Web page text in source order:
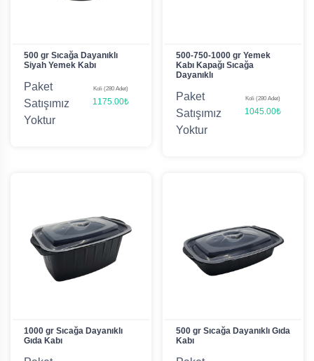
500 gr Sıcağa Dayanıklı
Siyah Yemek Kabı
Paket
Satışımız
Yoktur
Koli (280 Adet)
1175.00₺
500-750-1000 gr Yemek
Kabı Kapağı Sıcağa
Dayanıklı
Paket
Satışımız
Yoktur
Koli (280 Adet)
1045.00₺
1000 gr Sıcağa Dayanıklı
Gıda Kabı
500 gr Sıcağa Dayanıklı Gıda
Kabı